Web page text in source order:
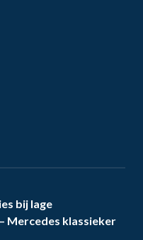
bij lage
Mercedes klassieker